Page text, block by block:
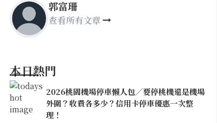
郭富珊
查看所有文章
本日熱門
2026桃園機場停車懶人包／要停桃機還是機場
外圍？收費各多少？信用卡停車優惠一次整
理！